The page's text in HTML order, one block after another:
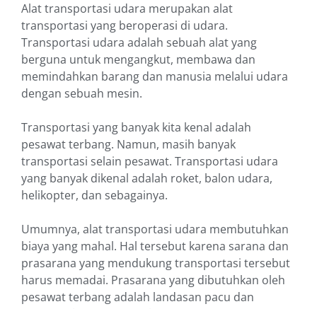
Alat transportasi udara merupakan alat
transportasi yang beroperasi di udara.
Transportasi udara adalah sebuah alat yang
berguna untuk mengangkut, membawa dan
memindahkan barang dan manusia melalui udara
dengan sebuah mesin.
Transportasi yang banyak kita kenal adalah
pesawat terbang. Namun, masih banyak
transportasi selain pesawat. Transportasi udara
yang banyak dikenal adalah roket, balon udara,
helikopter, dan sebagainya.
Umumnya, alat transportasi udara membutuhkan
biaya yang mahal. Hal tersebut karena sarana dan
prasarana yang mendukung transportasi tersebut
harus memadai. Prasarana yang dibutuhkan oleh
pesawat terbang adalah landasan pacu dan